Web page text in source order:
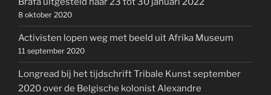
8 oktober 2020
Activisten lopen weg met beeld uit Afrika Museum
11 september 2020
Longread bij het tijdschrift Tribale Kunst september
2020 over de Belgische kolonist Alexandre